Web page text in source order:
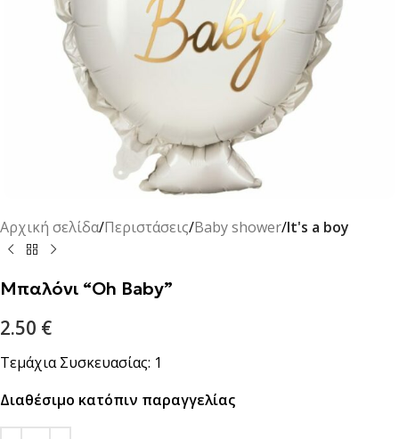
Αρχική σελίδα Περιστάσεις Baby shower It's a boy
Μπαλόνι “Oh Baby”
2.50 €
Τεμάχια Συσκευασίας: 1
Διαθέσιμο κατόπιν παραγγελίας